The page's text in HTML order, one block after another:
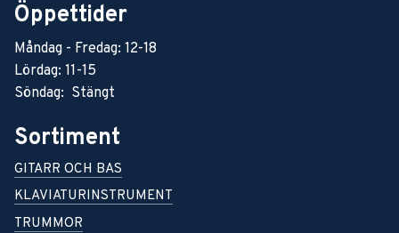
Öppettider
Måndag - Fredag: 12-18
Lördag: 11-15
Söndag: Stängt
Sortiment
GITARR OCH BAS
KLAVIATURINSTRUMENT
TRUMMOR